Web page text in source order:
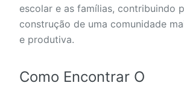
escolar e as famílias, contribuindo
construção de uma comunidade
e produtiva.
Como Encontrar O